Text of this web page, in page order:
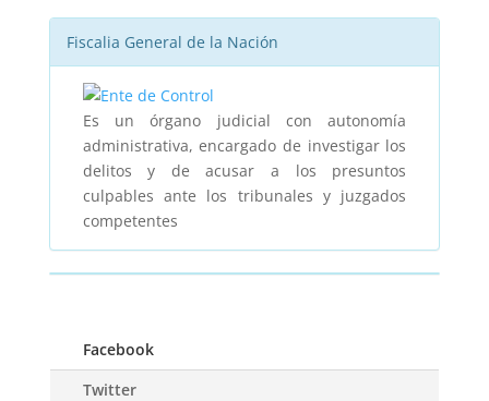
Fiscalia General de la Nación
Es un órgano judicial con autonomía
administrativa, encargado de investigar los
delitos y de acusar a los presuntos
culpables ante los tribunales y juzgados
competentes
Facebook
Twitter